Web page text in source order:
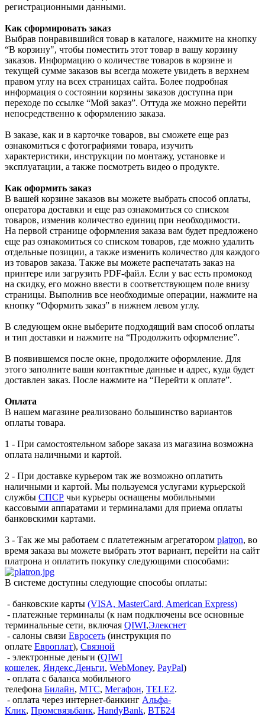
регистрационными данными.
Как сформировать заказ
Выбрав понравившийся товар в каталоге, нажмите на кнопку
“В корзину", чтобы поместить этот товар в вашу корзину
заказов. Информацию о количестве товаров в корзине и
текущей сумме заказов вы всегда можете увидеть в верхнем
правом углу на всех страницах сайта. Более подробная
информация о состоянии корзины заказов доступна при
переходе по ссылке “Мой заказ”. Оттуда же можно перейти
непосредственно к оформлению заказа.
В заказе, как и в карточке товаров, вы сможете еще раз
ознакомиться с фотографиями товара, изучить
характеристики, инструкции по монтажу, установке и
эксплуатации, а также посмотреть видео о продукте.
Как оформить заказ
В вашей корзине заказов вы можете выбрать способ оплаты,
оператора доставки и еще раз ознакомиться со списком
товаров, изменив количество единиц при необходимости.
На первой странице оформления заказа вам будет предложено
еще раз ознакомиться со списком товаров, где можно удалить
отдельные позиции, а также изменить количество для каждого
из товаров заказа. Также вы можете распечатать заказ на
принтере или загрузить PDF-файл. Если у вас есть промокод
на скидку, его можно ввести в соответствующем поле внизу
страницы. Выполнив все необходимые операции, нажмите на
кнопку “Оформить заказ” в нижнем левом углу.
В следующем окне выберите подходящий вам способ оплаты
и тип доставки и нажмите на “Продолжить оформление”.
В появившемся после окне, продолжите оформление. Для
этого заполните ваши контактные данные и адрес, куда будет
доставлен заказ. После нажмите на “Перейти к оплате”.
Оплата
В нашем магазине реализовано большинство вариантов
оплаты товара.
1 - При самостоятельном заборе заказа из магазина возможна
оплата наличными и картой.
2 - При доставке курьером так же возможно оплатить
наличными и картой. Мы пользуемся услугами курьерской
службы СПСР чьи курьеры оснащены мобильными
кассовыми аппаратами и терминалами для приема оплаты
банковскими картами.
3 - Так же мы работаем с платетежным агрегатором platron, во
время заказа вы можете выбрать этот вариант, перейти на сайт
платрона и оплатить покупку следующими способами:
В системе доступны следующие способы оплаты:
- банковские карты (VISA, MasterCard, American Express)
- платежные терминалы (к нам подключены все основные
терминальные сети, включая QIWI,Элекснет
- салоны связи Евросеть (инструкция по
оплате Европлат), Связной
- электронные деньги (QIWI
кошелек, Яндекс.Деньги, WebMoney, PayPal)
- оплата с баланса мобильного
телефона Билайн, МТС, Мегафон, TELE2.
- оплата через интернет-банкинг Альфа-
Клик, Промсвязьбанк, HandyBank, ВТБ24